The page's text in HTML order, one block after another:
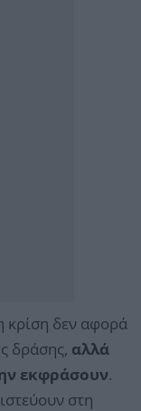
κρίση δεν αφορά
δράσης, αλλά
εκφράσουν.
στη